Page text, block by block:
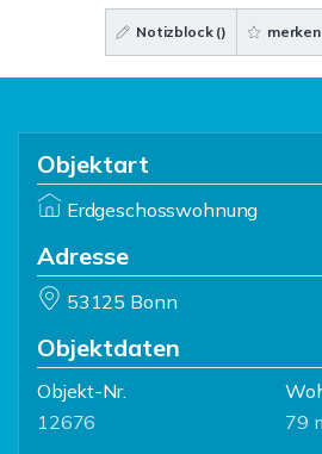
Notizblock () merken
Objektart
Erdgeschosswohnung
Adresse
53125 Bonn
Objektdaten
Objekt-Nr.
12676
79